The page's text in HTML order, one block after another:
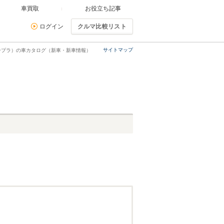
車買取 お役立ち記事
ログイン クルマ比較リスト
サイトマップ
ラ）の車カタログ（新車・新車情報）